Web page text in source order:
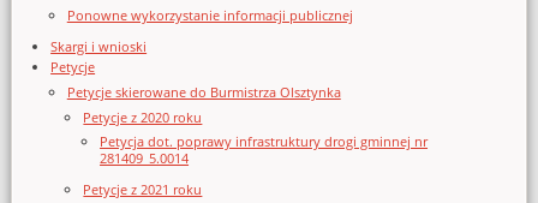
Ponowne wykorzystanie informacji publicznej
Skargi i wnioski
Petycje
Petycje skierowane do Burmistrza Olsztynka
Petycje z 2020 roku
Petycja dot. poprawy infrastruktury drogi gminnej nr
281409_5.0014
Petycje z 2021 roku